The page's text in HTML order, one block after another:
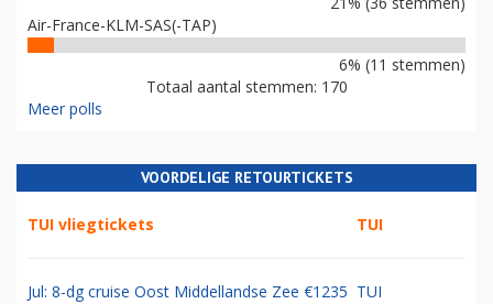
Air-France-KLM-SAS(-TAP)
6% (11 stemmen)
Totaal aantal stemmen: 170
Meer polls
VOORDELIGE RETOURTICKETS
TUI vliegtickets TUI
Jul: 8-dg cruise Oost Middellandse Zee €1235 TUI